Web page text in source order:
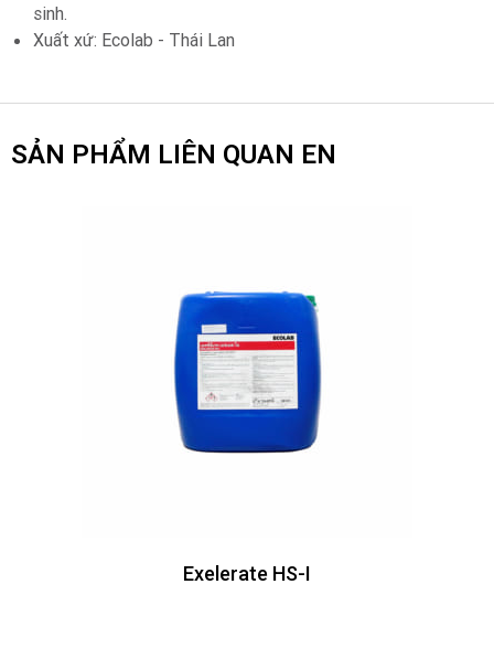
sinh.
Xuất xứ: Ecolab - Thái Lan
SẢN PHẨM LIÊN QUAN EN
Exelerate HS-I